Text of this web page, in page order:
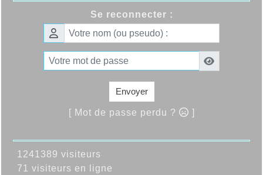
Se reconnecter :
Envoyer
[ Mot de passe perdu ? ]
1241389 visiteurs
71 visiteurs en ligne